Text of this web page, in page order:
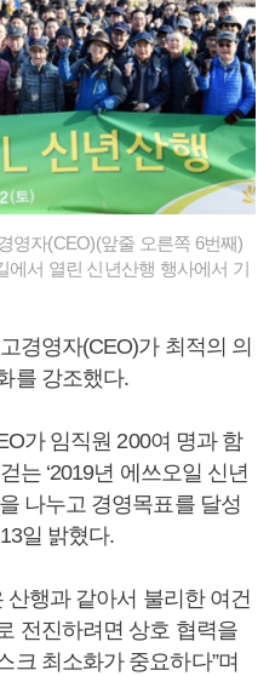
영자(CEO)(앞줄 오른쪽 6번째)
에서 열린 신년산행 행사에서 기
경영자(CEO)가 최적의 의
를 강조했다.
가 임직원 200여 명과 함
는 ‘2019년 에쓰오일 신년
나누고 경영목표를 달성
일 밝혔다.
산행과 같아서 불리한 여건
전진하려면 상호 협력을
크 최소화가 중요하다”며